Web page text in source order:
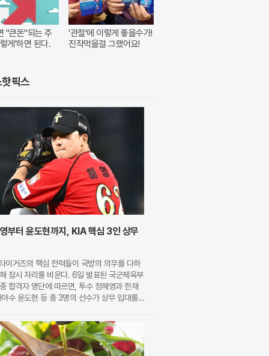
"큰돈"되는 주
게'하면 된다.
'관절'에 이렇게 좋을수가!
진작먹을걸 그랬어요!
픽스
부터 윤도현까지, KIA 핵심 3인 상무
이거즈의 핵심 전력들이 국방의 의무를 다하
잠시 자리를 비운다. 6일 발표된 국군체육부
합격자 명단에 따르면, 투수 정해영과 한재
수 윤도현 등 총 3명의 선수가 상무 입대를
원하며 높은 경쟁률을 보였으나, 최종적으로 구